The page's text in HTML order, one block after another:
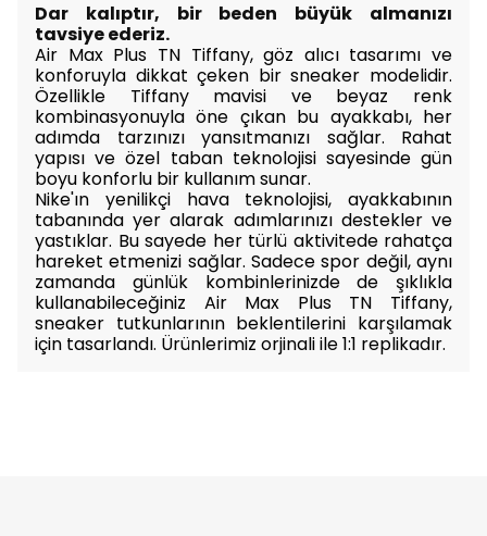
Dar kalıptır, bir beden büyük almanızı
tavsiye ederiz.
Air Max Plus TN Tiffany, göz alıcı tasarımı ve
konforuyla dikkat çeken bir sneaker modelidir.
Özellikle Tiffany mavisi ve beyaz renk
kombinasyonuyla öne çıkan bu ayakkabı, her
adımda tarzınızı yansıtmanızı sağlar. Rahat
yapısı ve özel taban teknolojisi sayesinde gün
boyu konforlu bir kullanım sunar.
Nike'ın yenilikçi hava teknolojisi, ayakkabının
tabanında yer alarak adımlarınızı destekler ve
yastıklar. Bu sayede her türlü aktivitede rahatça
hareket etmenizi sağlar. Sadece spor değil, aynı
zamanda günlük kombinlerinizde de şıklıkla
kullanabileceğiniz Air Max Plus TN Tiffany,
sneaker tutkunlarının beklentilerini karşılamak
için tasarlandı. Ürünlerimiz orjinali ile 1:1 replikadır.